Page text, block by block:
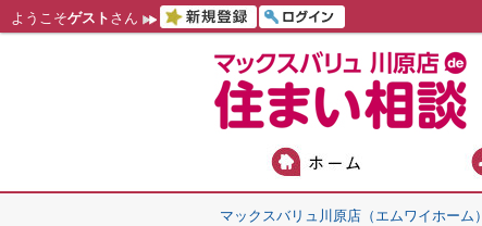
ようこそゲスト さん
マックスバリュ川原店（エムワイホーム）